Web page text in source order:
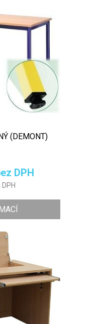
(DEMONT)
DPH